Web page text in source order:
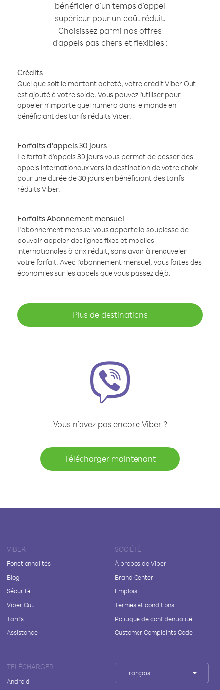
bénéficier d'un temps d'appel
supérieur pour un coût réduit.
Choisissez parmi nos offres
d'appels pas chers et flexibles :
Crédits
Quel que soit le montant acheté, votre crédit Viber Out
est ajouté à votre solde. Vous pouvez l'utiliser pour
appeler n'importe quel numéro dans le monde en
bénéficiant des tarifs réduits Viber.
Forfaits d'appels 30 jours
Le forfait d'appels 30 jours vous permet de passer des
appels internationaux vers la destination de votre choix
pour une durée de 30 jours en bénéficiant des tarifs
réduits Viber.
Forfaits Abonnement mensuel
L'abonnement mensuel vous apporte la souplesse de
pouvoir appeler des lignes fixes et mobiles
internationales à prix réduit, sans avoir à renouveler
votre forfait. Avec l'abonnement mensuel, vous faites des
économies sur les appels que vous passez déjà.
Plus de destinations
Vous n’avez pas encore Viber ?
Télécharger maintenant
VIBER
Fonctionnalités
Blog
Sécurité
Viber Out
Tarifs
Assistance
SOCIÉTÉ
À propos de Viber
Brand Center
Emplois
Termes et conditions
Politique de confidentialité
Customer Complaints Code
TÉLÉCHARGER
Android
Français